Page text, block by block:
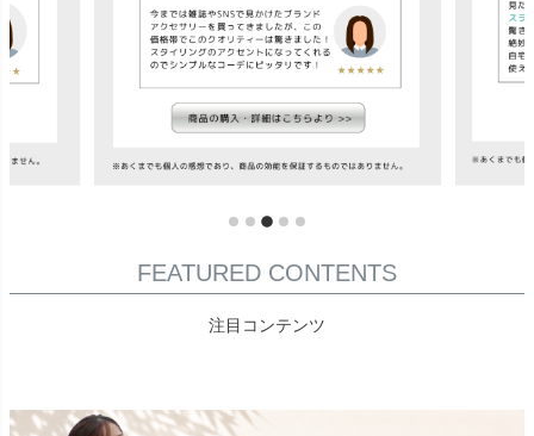
FEATURED CONTENTS
注目コンテンツ